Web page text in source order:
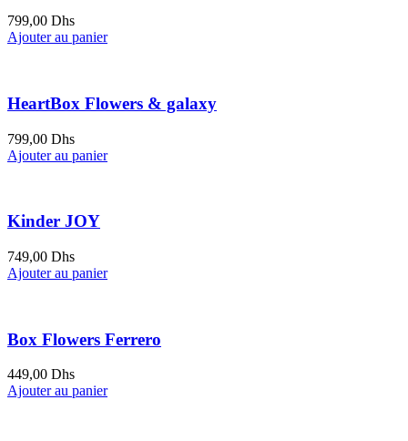
799,00 Dhs
Ajouter au panier
HeartBox Flowers & galaxy
799,00 Dhs
Ajouter au panier
Kinder JOY
749,00 Dhs
Ajouter au panier
Box Flowers Ferrero
449,00 Dhs
Ajouter au panier